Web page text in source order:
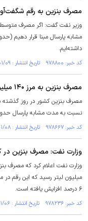
داشته‌ایم.
کد خبر: ۹۷۸۸۰۰ تاریخ انتشار : ۱۴۰۴/۰۱/۰۹
مصرف بنزین به مرز ۱۴۰ میلیون لیتر رسید
نسبت به مدت مشابه پارسال حدود ۱۰ درصد رشد داشته
کد خبر: ۹۷۸۶۶۷ تاریخ انتشار : ۱۴۰۴/۰۱/۰۸
وزارت نفت: مصرف بنزین در کشور به ۱۳۰
۶ درصد افزایش یافته است.
کد خبر: ۹۷۸۲۳۶ تاریخ انتشار : ۱۴۰۴/۰۱/۰۶